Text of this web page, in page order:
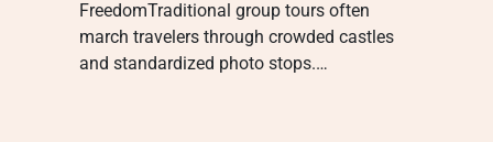
FreedomTraditional group tours often
march travelers through crowded castles
and standardized photo stops.…